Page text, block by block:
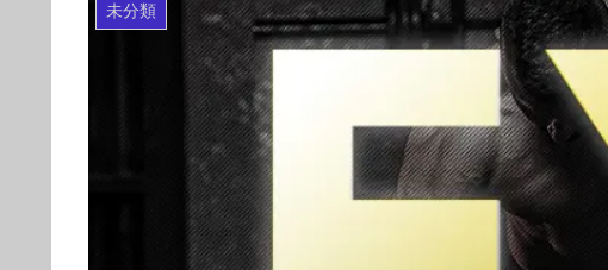
未分類